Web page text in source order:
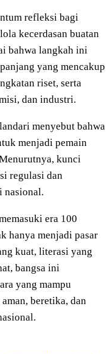
refleksi bagi
kecerdasan buatan
bahwa langkah ini
yang mencakup
riset, serta
dan industri.
menyebut bahwa
menjadi pemain
kunci
regulasi dan
nasional.
era 100
hanya menjadi pasar
kuat, literasi yang
bangsa ini
yang mampu
beretika, dan